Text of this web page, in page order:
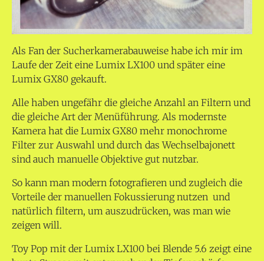
Als Fan der Sucherkamerabauweise habe ich mir im
Laufe der Zeit eine Lumix LX100 und später eine
Lumix GX80 gekauft.
Alle haben ungefähr die gleiche Anzahl an Filtern und
die gleiche Art der Menüführung. Als modernste
Kamera hat die Lumix GX80 mehr monochrome
Filter zur Auswahl und durch das Wechselbajonett
sind auch manuelle Objektive gut nutzbar.
So kann man modern fotografieren und zugleich die
Vorteile der manuellen Fokussierung nutzen und
natürlich filtern, um auszudrücken, was man wie
zeigen will.
Toy Pop mit der Lumix LX100 bei Blende 5.6 zeigt eine